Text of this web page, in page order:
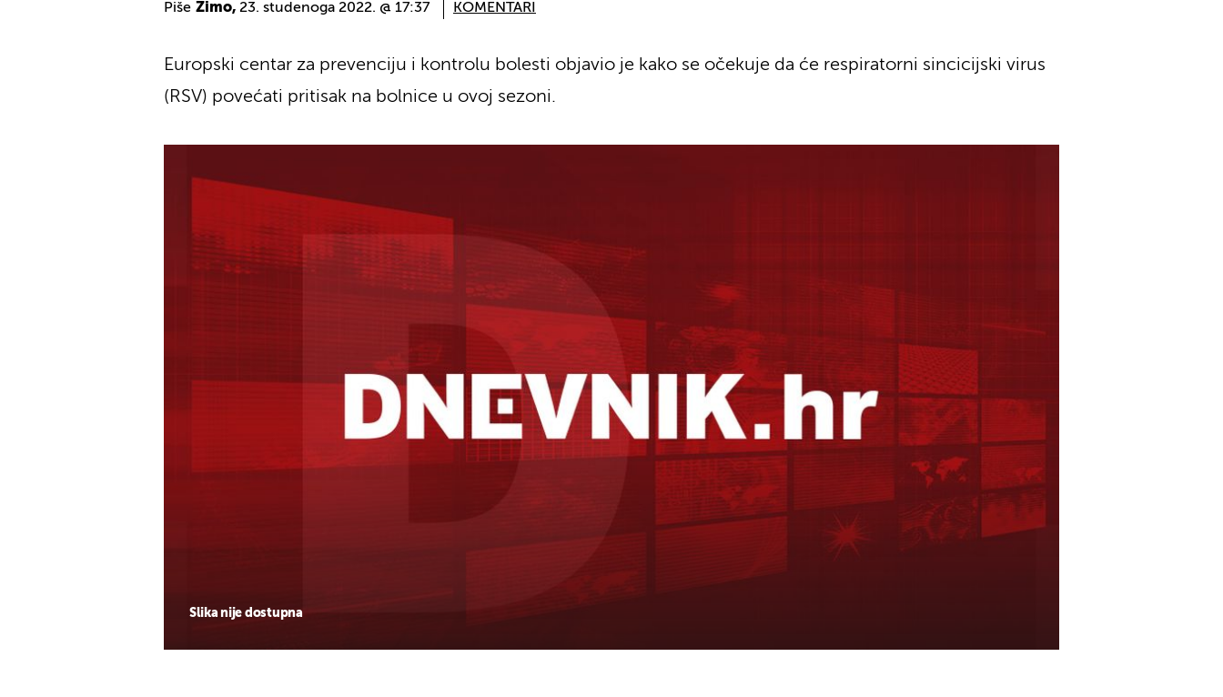
Piše Zimo, 23. studenoga 2022. @ 17:37 KOMENTARI
Slika nije dostupna
Europski centar za prevenciju i kontrolu bolesti objavio je kako se očekuje da će respiratorni sincicijski virus
(RSV) povećati pritisak na bolnice u ovoj sezoni.